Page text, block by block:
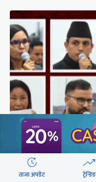
संसद्‍मा रास्वपा
ताजा अपडेट ट्रेन्डिङ